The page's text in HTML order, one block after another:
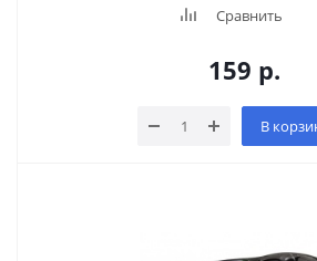
Сравнить
159 р.
В